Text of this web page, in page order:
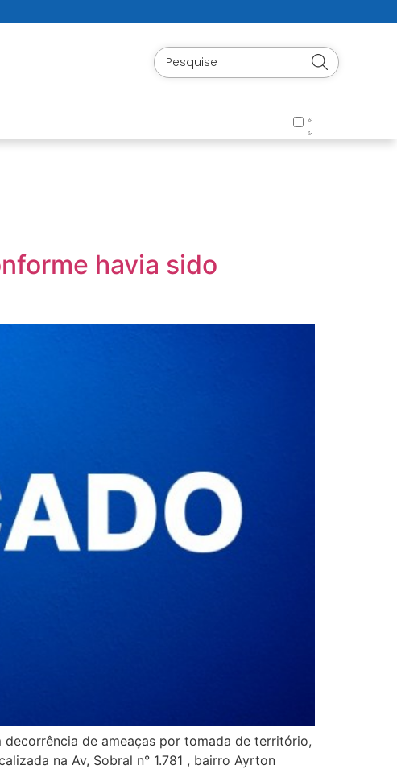
havia sido
decorrência de ameaças por tomada de território,
na Av, Sobral n° 1.781 , bairro Ayrton